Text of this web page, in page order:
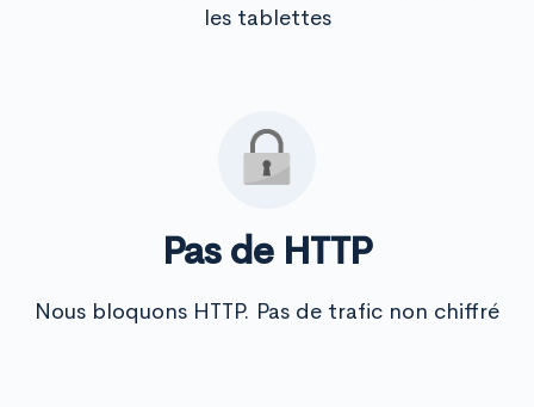
les tablettes
Pas de HTTP
Nous bloquons HTTP. Pas de trafic non chiffré